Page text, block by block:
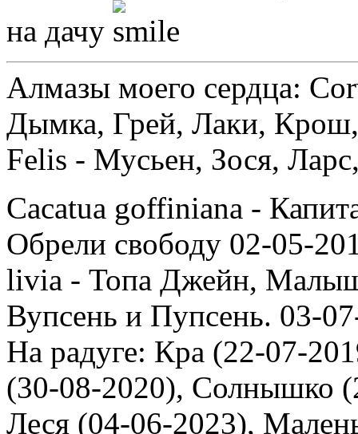
на дачу
Алмазы моего сердца:
Дымка, Грей, Лаки,
Felis - Мусьен, Зося,
Cacatua goffiniana -
Обрели свободу 02-05-
livia - Топа Джейн,
Вупсень и Пупсень. 03-
На радуге: Кра (22-07-
(30-08-2020), Солнышко
Леся (04-06-2023),